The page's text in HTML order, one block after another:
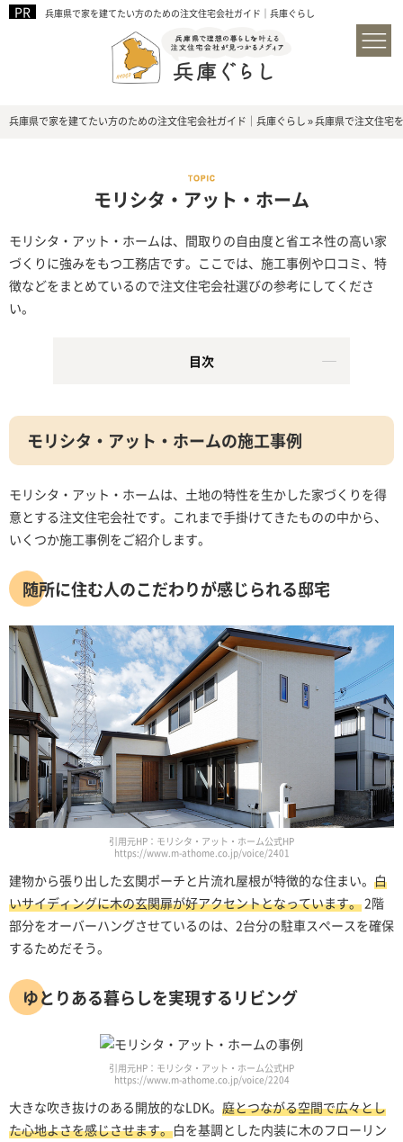
兵庫県で家を建てたい方のための注文住宅会社ガイド｜兵庫ぐらし
兵庫県で家を建てたい方のための注文住宅会社ガイド｜兵庫ぐらし»兵庫県で注文住宅
モリシタ・アット・ホーム
モリシタ・アット・ホームは、間取りの自由度と省エネ性の高い家
づくりに強みをもつ工務店です。ここでは、施工事例や口コミ、特
徴などをまとめているので注文住宅会社選びの参考にしてくださ
い。
目次
モリシタ・アット・ホームの施工事例
モリシタ・アット・ホームは、土地の特性を生かした家づくりを得
意とする注文住宅会社です。これまで手掛けてきたものの中から、
いくつか施工事例をご紹介します。
随所に住む人のこだわりが感じられる邸宅
引用元HP：モリシタ・アット・ホーム公式HP
https://www.m-athome.co.jp/voice/2401
建物から張り出した玄関ポーチと片流れ屋根が特徴的な住まい。 白
いサイディングに木の玄関扉が好アクセントとなっています。2階
部分をオーバーハングさせているのは、2台分の駐車スペースを確保
するためだそう。
ゆとりある暮らしを実現するリビング
引用元HP：モリシタ・アット・ホーム公式HP
https://www.m-athome.co.jp/voice/2204
大きな吹き抜けのある開放的なLDK。 庭とつながる空間で広々とし
た心地よさを感じさせます。白を基調とした内装に木のフローリン